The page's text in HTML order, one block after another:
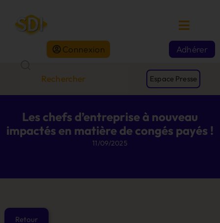
Connexion Adhérer
Espace Presse
Les chefs d’entreprise à nouveau
impactés en matière de congés payés !
11/09/2025